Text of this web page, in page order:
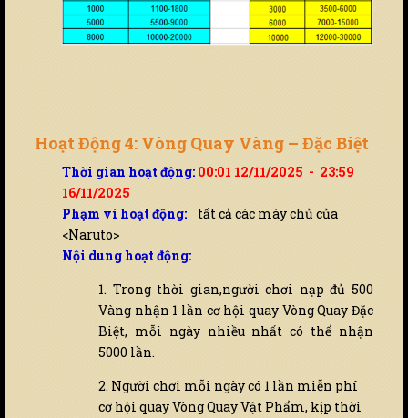
Hoạt Động 4: Vòng Quay Vàng – Đặc Biệt
Thời gian hoạt động: 00:01 12/11/2025 - 23:59
16/11/2025
Phạm vi hoạt động: tất cả các máy chủ của
<Naruto>
Nội dung hoạt động:
1. Trong thời gian,người chơi nạp đủ 500
Vàng nhận 1 lần cơ hội quay Vòng Quay Đặc
Biệt, mỗi ngày nhiều nhất có thể nhận
5000 lần.
2. Người chơi mỗi ngày có 1 lần miễn phí
cơ hội quay Vòng Quay Vật Phẩm, kịp thời